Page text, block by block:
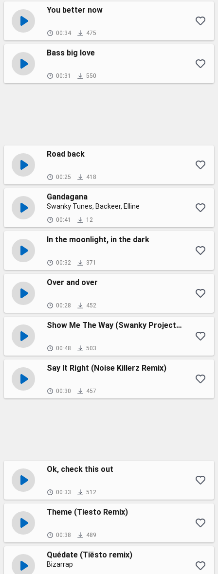
You better now
00:34 475
Bass big love
00:31 550
Road back
00:25 418
Gandagana
Swanky Tunes, Backeer, Elline
00:41 12
In the moonlight, in the dark
00:32 371
Over and over
00:28 452
Show Me The Way (Swanky Project Dubstep Remix).
00:48 503
Say It Right (Noise Killerz Remix)
00:30 457
Ok, check this out
00:33 512
Theme (Tiesto Remix)
00:38 489
Quédate (Tiësto remix)
Bizarrap